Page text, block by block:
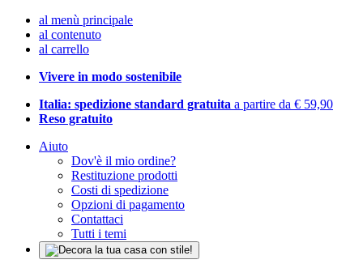
al menù principale
al contenuto
al carrello
Vivere in modo sostenibile
Italia: spedizione standard gratuita a partire da € 59,90
Reso gratuito
Aiuto
Dov'è il mio ordine?
Restituzione prodotti
Costi di spedizione
Opzioni di pagamento
Contattaci
Tutti i temi